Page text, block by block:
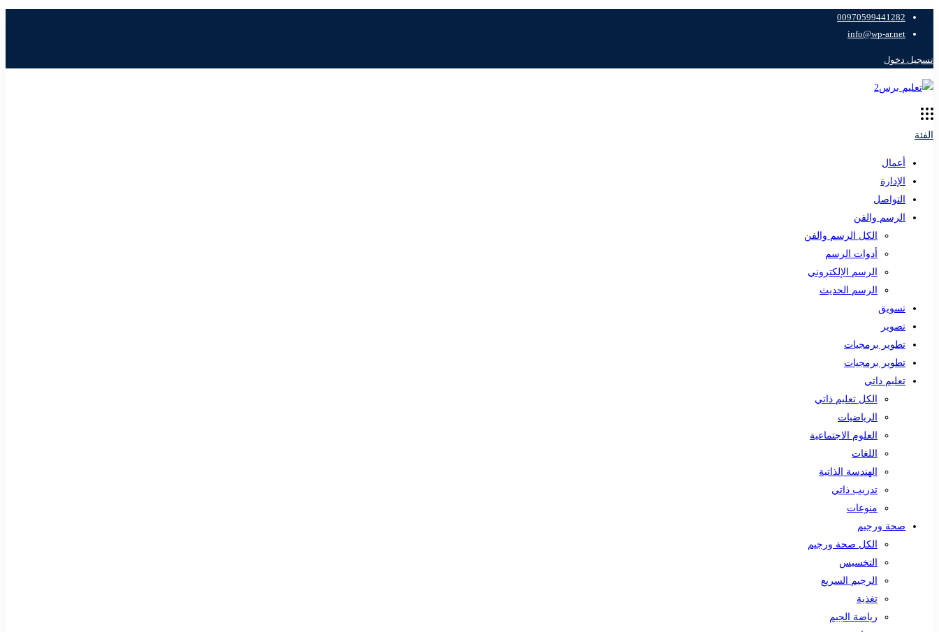
00970599441282
info@wp-ar.net
تسجيل دخول
الفئة
أعمال
الإدارة
التواصل
الرسم والفن
الكل الرسم والفن
أدوات الرسم
الرسم الإلكتروني
الرسم الحديث
تسويق
تصوير
تطوير برمجيات
تطوير برمجيات
تعليم ذاتي
الكل تعليم ذاتي
الرياضيات
العلوم الاجتماعية
اللغات
الهندسة الذاتية
تدريب ذاتي
منوعات
صحة ورجيم
الكل صحة ورجيم
التخسيس
الرجيم السريع
تغذية
رياضة الجيم